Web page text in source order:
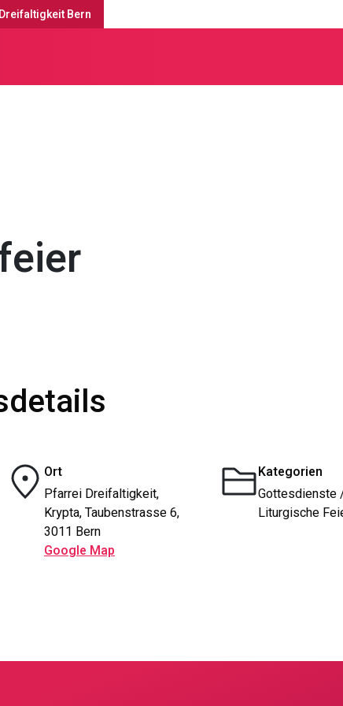
Bern
Ort
Pfarrei Dreifaltigkeit,
Krypta, Taubenstrasse 6,
3011 Bern
Google Map
Kategorien
Gottesdienste
Liturgische